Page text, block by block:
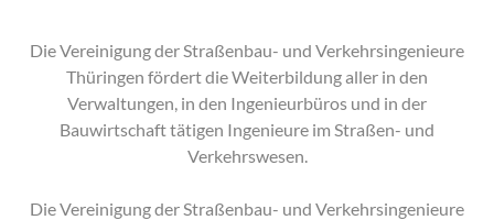
Die Vereinigung der Straßenbau- und Verkehrsingenieure
Thüringen fördert die Weiterbildung aller in den
Verwaltungen, in den Ingenieurbüros und in der
Bauwirtschaft tätigen Ingenieure im Straßen- und
Verkehrswesen.
Die Vereinigung der Straßenbau- und Verkehrsingenieure